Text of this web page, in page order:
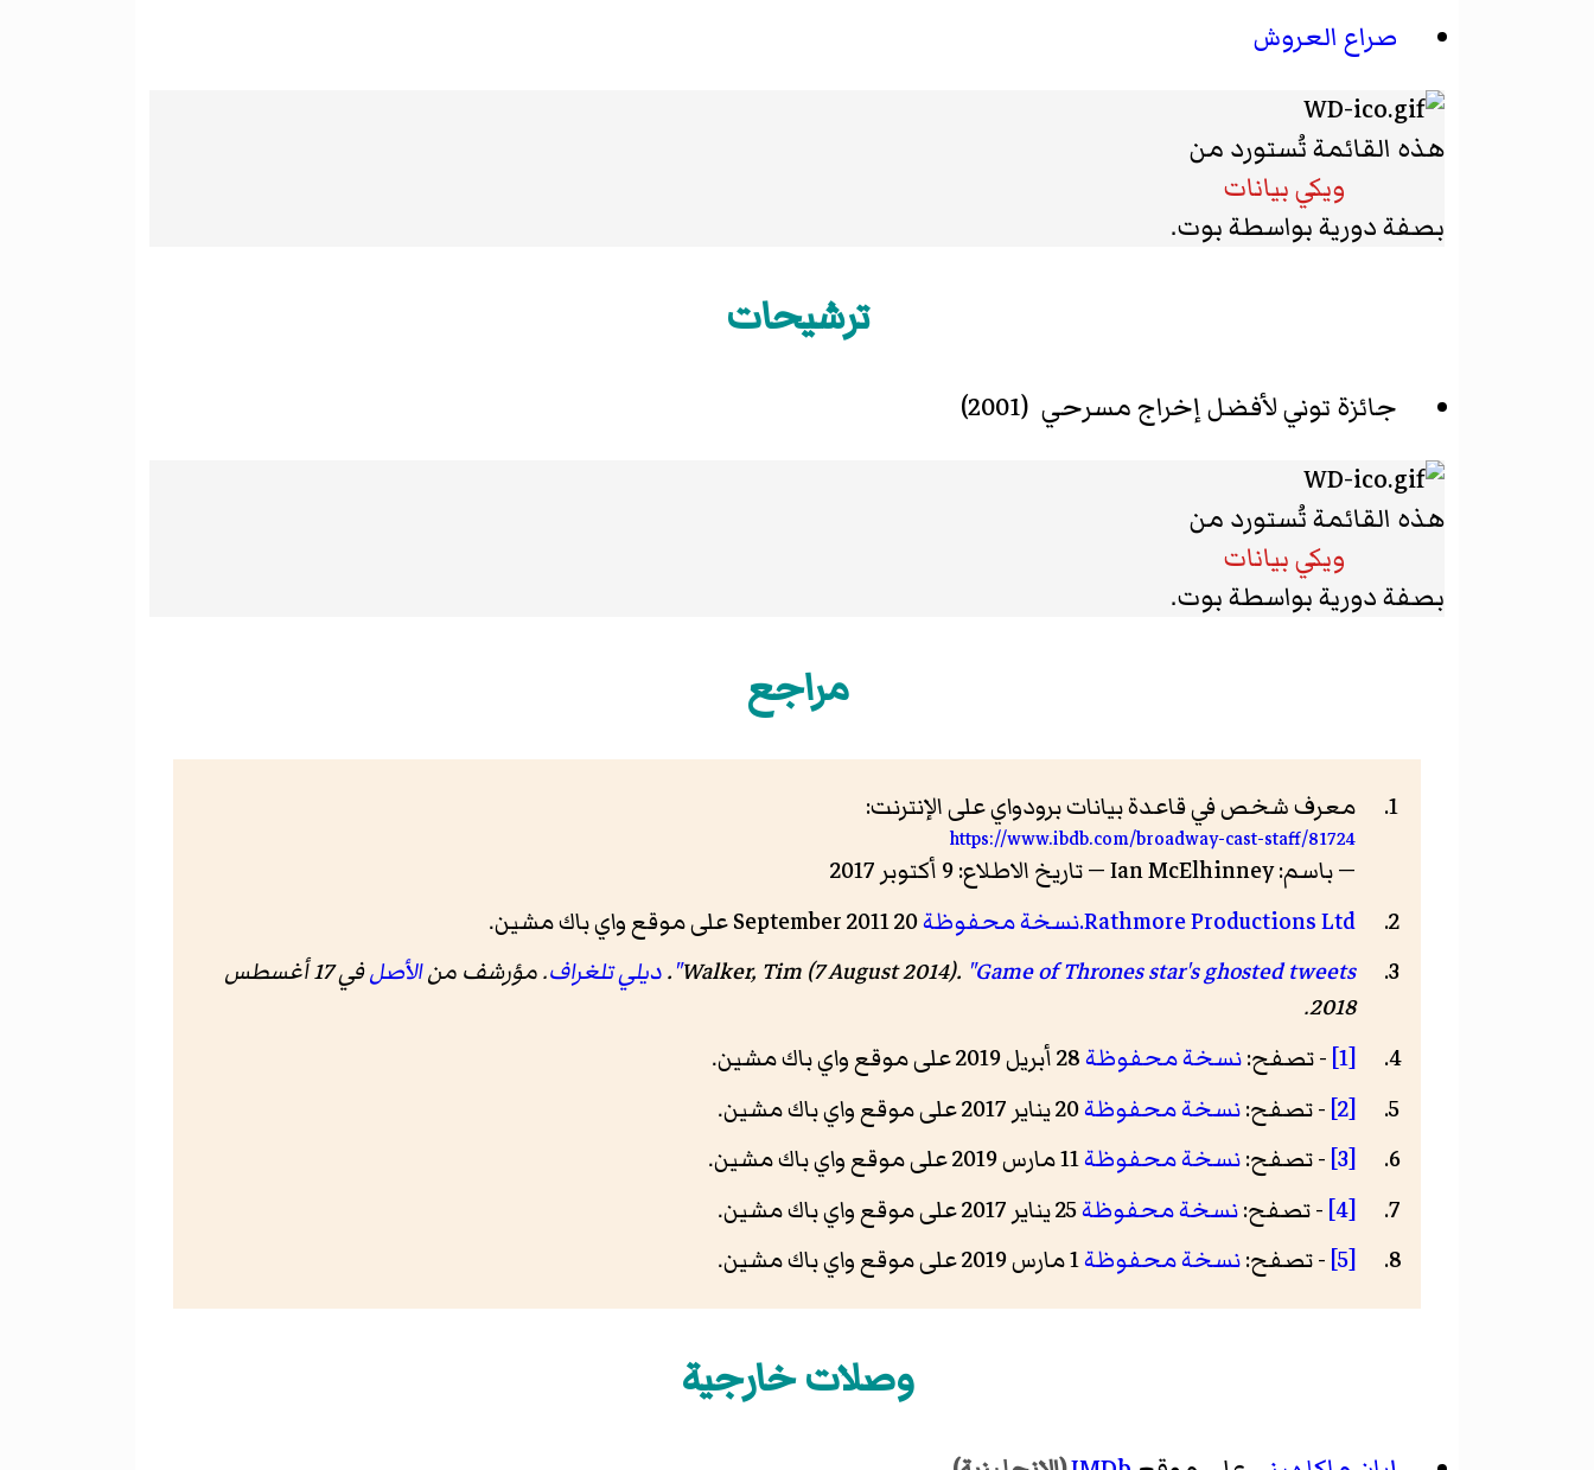
صراع العروش
هذه القائمة تُستورد من
ويكي بيانات
بصفة دورية بواسطة بوت.
ترشيحات
جائزة توني لأفضل إخراج مسرحي (2001)
هذه القائمة تُستورد من
ويكي بيانات
بصفة دورية بواسطة بوت.
مراجع
معرف شخص في قاعدة بيانات برودواي على الإنترنت:
https://www.ibdb.com/broadway-cast-staff/81724
— باسم: Ian McElhinney — تاريخ الاطلاع: 9 أكتوبر 2017
Rathmore Productions Ltd.نسخة محفوظة20 September 2011 على موقع واي باك مشين.
Walker, Tim (7 August 2014). "Game of Thrones star's ghosted tweets"
.ديلي تلغراف. مؤرشف منالأصل
في 17 أغسطس
2018
.
[1]
- تصفح:نسخة محفوظة
[2]
- تصفح:نسخة محفوظة20 يناير 2017 على موقع واي باك مشين.
[3]
- تصفح:نسخة محفوظة11 مارس 2019 على موقع واي باك مشين.
[4]
- تصفح:نسخة محفوظة25 يناير 2017 على موقع واي باك مشين.
[5]
- تصفح:نسخة محفوظة1 مارس 2019 على موقع واي باك مشين.
وصلات خارجية